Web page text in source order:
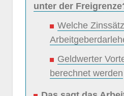
unter der
Welche
Geldwerter
berechnet werden